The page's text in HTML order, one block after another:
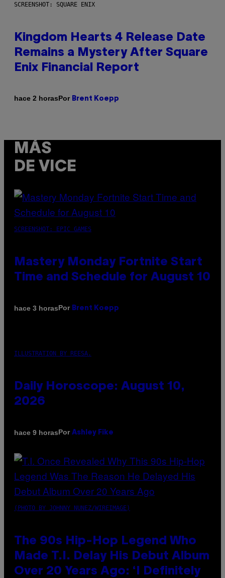
SCREENSHOT: SQUARE ENIX
Kingdom Hearts 4 Release Date
Remains a Mystery After Square
Enix Financial Report
hace 2 horasPor Brent Koepp
MÁS
DE VICE
SCREENSHOT: EPIC GAMES
Mastery Monday Fortnite Start
Time and Schedule for August 10
hace 3 horasPor Brent Koepp
ILLUSTRATION BY REESA.
Daily Horoscope: August 10,
2026
hace 9 horasPor Ashley Fike
(PHOTO BY JOHNNY NUNEZ/WIREIMAGE)
The 90s Hip-Hop Legend Who
Made T.I. Delay His Debut Album
Over 20 Years Ago: ‘I Definitely